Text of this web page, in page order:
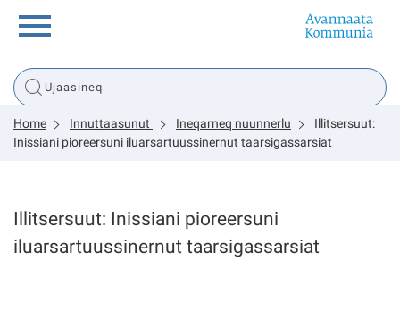
Innuttaasunut
Inuussutissarsiorneq
Tassaarsuaq
Home Innuttaasunut Ineqarneq nuunnerlu
Illitsersuut:
Inissiani pioreersuni iluarsartuussinernut taarsigassarsiat
Illitsersuut: Inissiani pioreersuni
iluarsartuussinernut taarsigassarsiat